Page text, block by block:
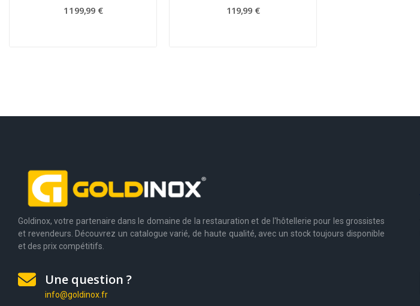
1 199,99 € 119,99 €
Goldinox, votre partenaire dans le domaine de la restauration et de l'hôtellerie pour les grossistes
et revendeurs. Découvrez un catalogue varié, de haute qualité, avec un stock toujours disponible
et des prix compétitifs.
Une question ?
info@goldinox.fr